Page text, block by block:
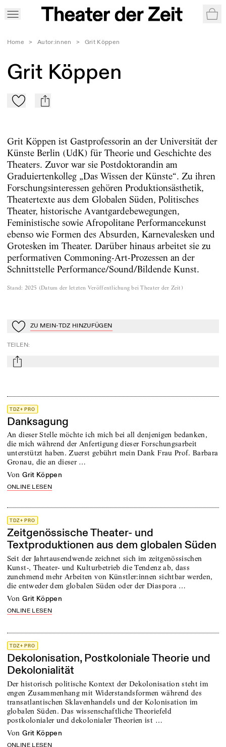
Home > Autor:innen > Grit Köppen
Grit Köppen
Zu Mein-TdZ hinzufügen
mail
Grit Köppen ist Gastprofessorin an der Universität der
Künste Berlin (UdK) für Theorie und Geschichte des
Theaters. Zuvor war sie Postdoktorandin am
Graduiertenkolleg „Das Wissen der Künste“. Zu ihren
Forschungsinteressen gehören Produktionsästhetik,
Theatertexte aus dem Globalen Süden, Politisches
Theater, historische Avantgardebewegungen,
Feministische sowie Afropolitane Performancekunst
ebenso wie Formen des Absurden, Karnevalesken und
Grotesken im Theater. Darüber hinaus arbeitet sie zu
performativen Commoning-Art-Prozessen an der
Schnittstelle Performance/Sound/Bildende Kunst.
Stand: 2025 (Datum der letzten Veröffentlichung bei Theater der Zeit )
Zu Mein-TdZ hinzufügen
ZU MEIN-TDZ HINZUFÜGEN
TEILEN:
mail
TDZ+ PRO
Danksagung
An dieser Stelle möchte ich mich bei all denjenigen bedanken,
die mich während der Anfertigung dieser Forschungsarbeit
unterstützt haben. Zuerst gebührt mein Dank Frau Prof. Barbara
Gronau, die an dieser …
von Grit Köppen
ONLINE LESEN
TDZ+ PRO
Zeitgenössische Theater- und
Textproduktionen aus dem globalen Süden
Seit der Jahrtausendwende zeichnet sich im zeitgenössischen
Kunst-, Theater- und Kulturbetrieb die Tendenz ab, dass
zunehmend mehr Arbeiten von Künstler:innen sichtbar werden,
die entweder dem globalen Süden oder der Diaspora …
von Grit Köppen
ONLINE LESEN
TDZ+ PRO
Dekolonisation, Postkoloniale Theorie und
Dekolonialität
Der historisch politische Kontext der Dekolonisation steht im
engen Zusammenhang mit Widerstandsformen während des
transatlantischen Sklavenhandels und der Kolonisation im
globalen Süden. Das wissenschaftliche Theoriefeld
postkolonialer und dekolonialer Theorien ist …
von Grit Köppen
ONLINE LESEN